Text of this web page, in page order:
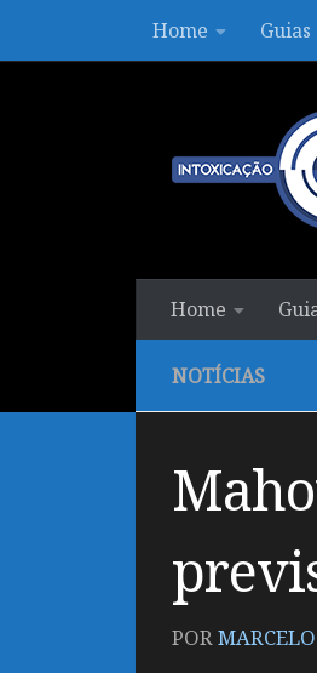
Skip to contentHome
Home
NOTÍCIAS
POR